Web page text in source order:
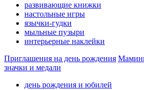
развивающие книжки
настольные игры
язычки-гудки
мыльные пузыри
интерьерные наклейки
Приглашения на день рождения
значки и медали
день рождения и юбилей